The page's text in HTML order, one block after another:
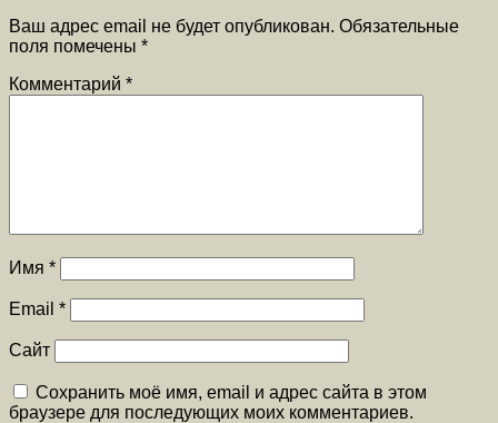
Ваш адрес email не будет опубликован. Обязательные
поля помечены *
Комментарий *
Имя *
Email *
Сайт
Сохранить моё имя, email и адрес сайта в этом
браузере для последующих моих комментариев.